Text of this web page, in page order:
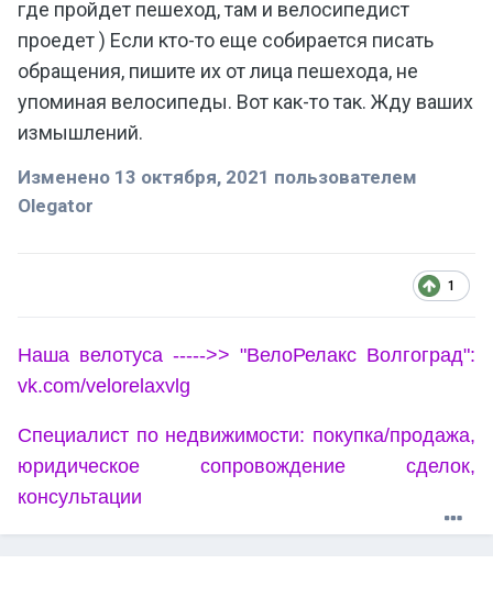
где пройдет пешеход, там и велосипедист
проедет ) Если кто-то еще собирается писать
обращения, пишите их от лица пешехода, не
упоминая велосипеды. Вот как-то так. Жду ваших
измышлений.
Изменено 13 октября, 2021 пользователем
Olegator
1
Наша велотуса ----->> "ВелоРелакс Волгоград":
vk.com/velorelaxvlg
Специалист по недвижимости: покупка/продажа,
юридическое сопровождение сделок,
консультации